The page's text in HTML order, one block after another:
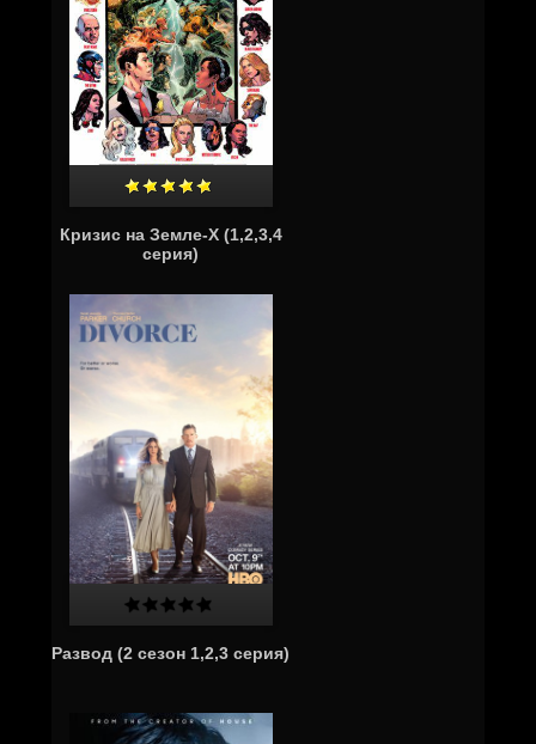
Кризис на Земле-X (1,2,3,4
серия)
Развод (2 сезон 1,2,3 серия)